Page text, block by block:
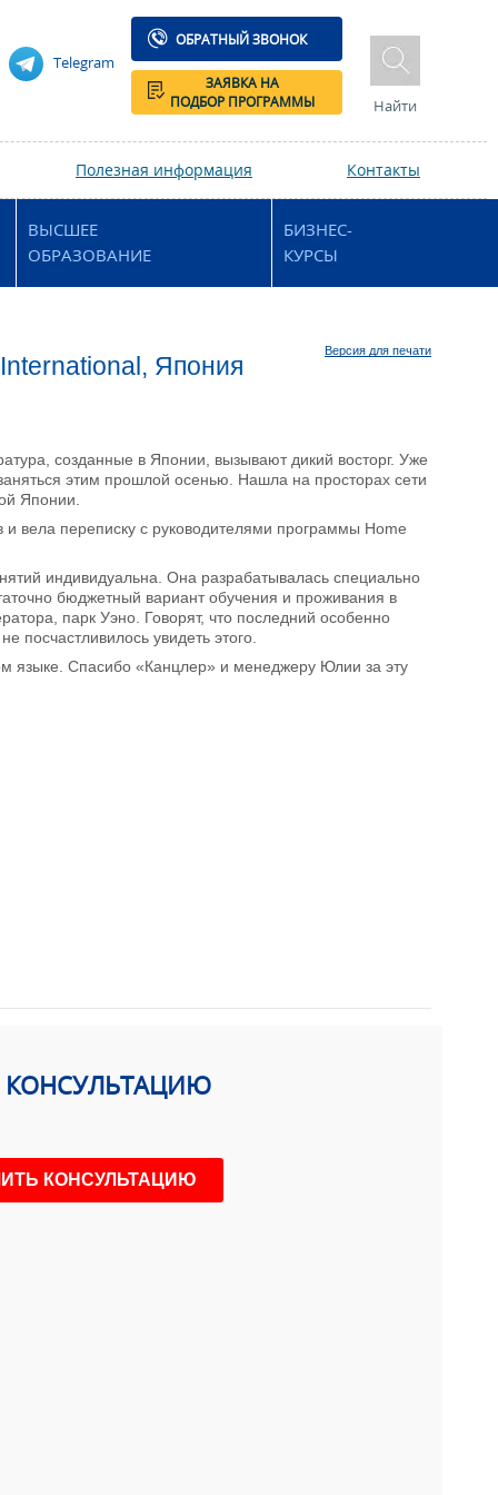
Telegram
ОБРАТНЫЙ ЗВОНОК
ЗАЯВКА НА
ПОДБОР ПРОГРАММЫ
Найти
Полезная информация Контакты
ВЫСШЕЕ
ОБРАЗОВАНИЕ
БИЗНЕС-
КУРСЫ
Версия для печати
Япония
созданные в Японии, вызывают дикий восторг. Уже
этим прошлой осенью. Нашла на просторах сети
Японии.
вела переписку с руководителями программы Home
индивидуальна. Она разрабатывалась специально
бюджетный вариант обучения и проживания в
парк Уэно. Говорят, что последний особенно
посчастливилось увидеть этого.
языке. Спасибо «Канцлер» и менеджеру Юлии за эту
КОНСУЛЬТАЦИЮ